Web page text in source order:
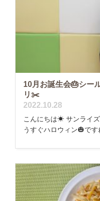
10月お誕生会🎂シー
リ✂️
2022.10.28
こんにちは☀ サンライ
うすぐハロウィン🎃です